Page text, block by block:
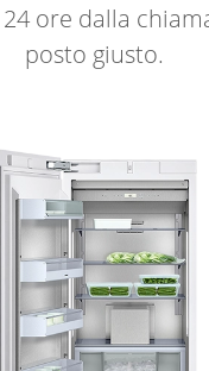
ore dalla
posto giusto.